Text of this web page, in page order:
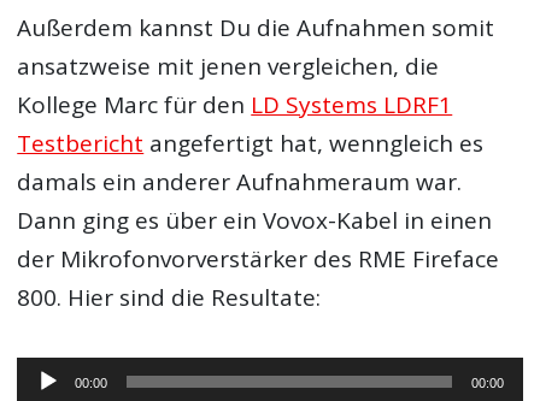
Außerdem kannst Du die Aufnahmen somit
ansatzweise mit jenen vergleichen, die
Kollege Marc für den LD Systems LDRF1
Testbericht angefertigt hat, wenngleich es
damals ein anderer Aufnahmeraum war.
Dann ging es über ein Vovox-Kabel in einen
der Mikrofonvorverstärker des RME Fireface
800. Hier sind die Resultate:
Audio-00:00 00:00